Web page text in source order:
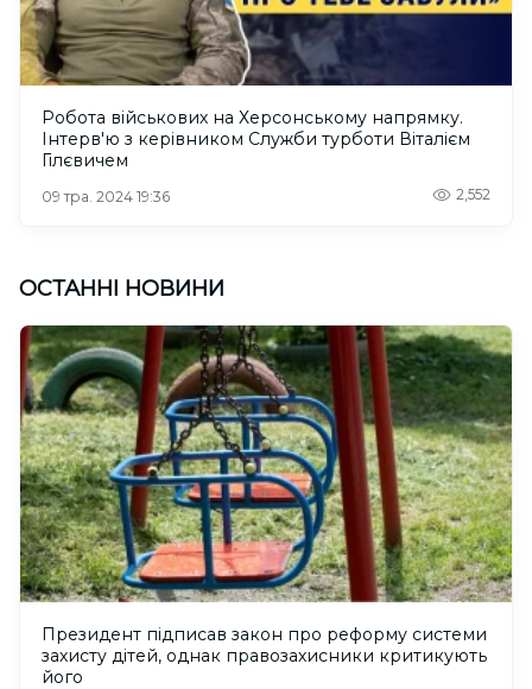
Робота військових на Херсонському напрямку.
Інтерв'ю з керівником Служби турботи Віталієм
Гілєвичем
09 тра. 2024 19:36 2,552
ОСТАННІ НОВИНИ
Президент підписав закон про реформу системи
захисту дітей, однак правозахисники критикують
його